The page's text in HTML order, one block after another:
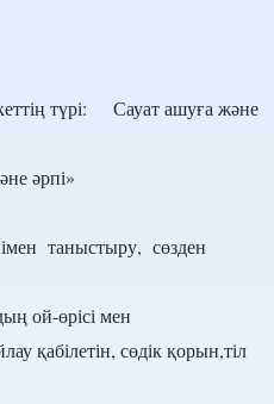
түрі: Сауат ашуға және
әрпі»
таныстыру, сөзден
ой-өрісі мен
қабілетін, сөдік қорын,тіл